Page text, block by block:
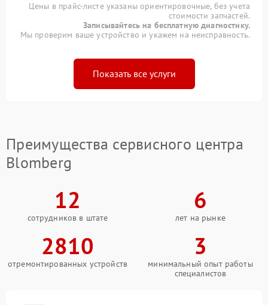
Цены в прайс-листе указаны ориентировочные, без учета
стоимости запчастей.
Записывайтесь на бесплатную диагностику.
Мы проверим ваше устройство и укажем на неисправность.
Показать все услуги
Преимущества сервисного центра
Blomberg
12
сотрудников в штате
6
лет на рынке
2810
отремонтированных устройств
3
минимальный опыт работы
специалистов